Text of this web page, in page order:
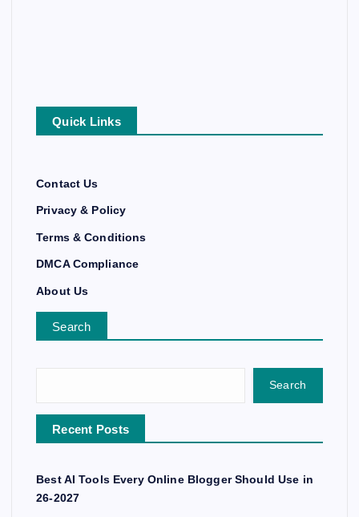
Quick Links
Contact Us
Privacy & Policy
Terms & Conditions
DMCA Compliance
About Us
Search
Search
Recent Posts
Best AI Tools Every Online Blogger Should Use in
26-2027